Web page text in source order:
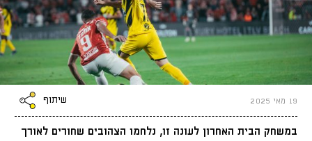
19 מאי 2025 שיתוף
במשחק הבית האחרון לעונה זו, נלחמו הצהובים שחורים לאורך